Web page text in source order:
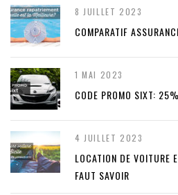
8 JUILLET 2023
COMPARATIF
1 MAI 2023
CODE PROMO SIXT:
4 JUILLET 2023
LOCATION DE VOITURE
FAUT SAVOIR